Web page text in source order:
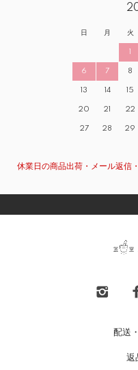
日 月 火
1
6 7 8
13 14 15
20 21 22
27 28 29
休業日の商品出荷・メール返信
配送
返